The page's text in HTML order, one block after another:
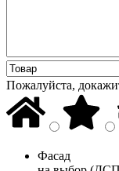
Пожалуйста,
Фасад